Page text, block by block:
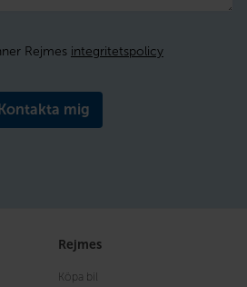
Rejmes integritetspolicy
Rejmes
Köpa bil